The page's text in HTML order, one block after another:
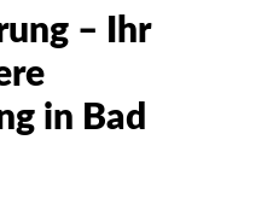
– Ihr
in Bad